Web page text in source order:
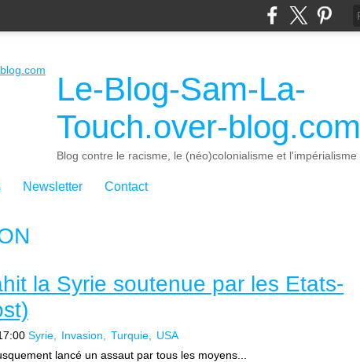
Le-Blog-Sam-La-
Touch.over-blog.com
Blog contre le racisme, le (néo)colonialisme et l'impérialisme
Newsletter Contact
la Syrie soutenue par les Etats-
Syrie Invasion Turquie
USA
lancé un assaut par tous les moyens...